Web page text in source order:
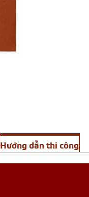
Hướng dẫn thi công